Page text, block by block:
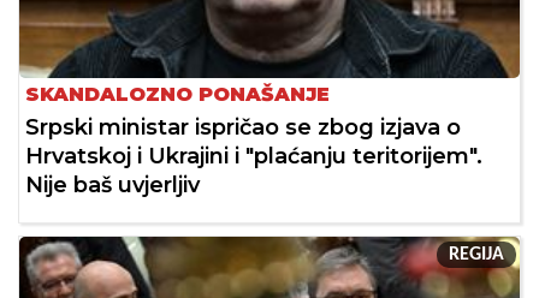
SKANDALOZNO PONAŠANJE
Srpski ministar ispričao se zbog izjava o
Hrvatskoj i Ukrajini i "plaćanju teritorijem".
Nije baš uvjerljiv
REGIJA